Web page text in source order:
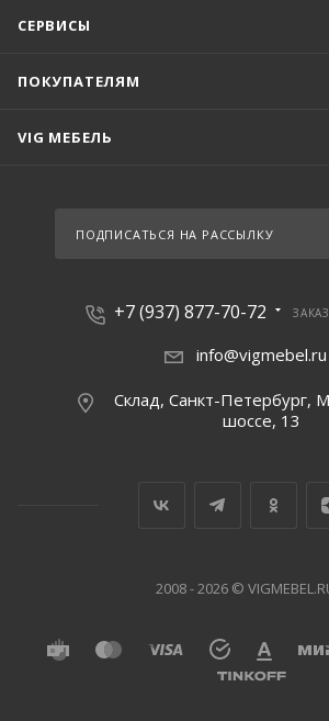
СЕРВИСЫ
ПОКУПАТЕЛЯМ
VIG МЕБЕЛЬ
ПОДПИСАТЬСЯ НА РАССЫЛКУ
+7 (937) 877-70-72
info@vigmebel.ru
Склад, Санкт-Петербург,
шоссе, 13
2008 - 2026 ©